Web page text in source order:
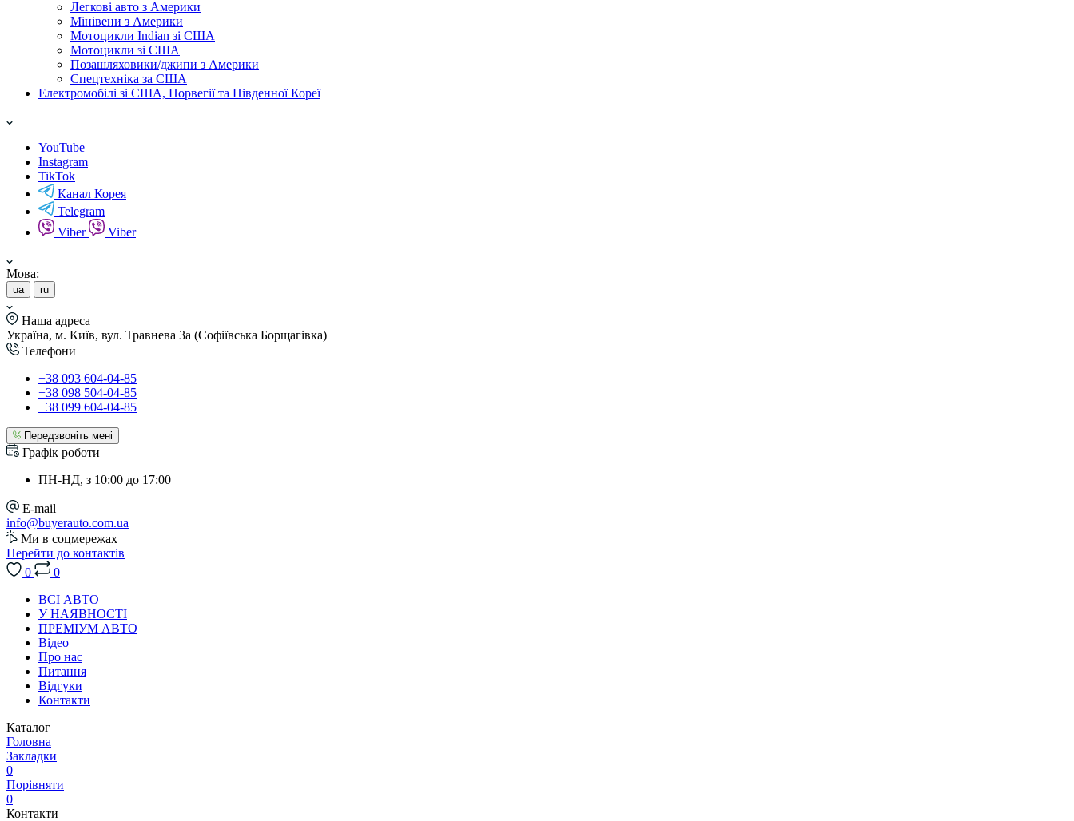
Легкові авто з Америки
Мінівени з Америки
Мотоцикли Indian зі США
Мотоцикли зі США
Позашляховики/джипи з Америки
Спецтехніка за США
Електромобілі зі США, Норвегії та Південної Кореї
YouTube
Instagram
TikTok
Канал Корея
Telegram
Viber
Viber
Мова:
ua ru
Наша адреса
Україна, м. Київ, вул. Травнева 3а (Софіївська Борщагівка)
Телефони
+38 093 604-04-85
+38 098 504-04-85
+38 099 604-04-85
Передзвоніть мені
Графік роботи
ПН-НД, з 10:00 до 17:00
E-mail
info@buyerauto.com.ua
Ми в соцмережах
Перейти до контактів
0
0
ВСІ АВТО
У НАЯВНОСТІ
ПРЕМІУМ АВТО
Відео
Про нас
Питання
Відгуки
Контакти
Каталог
Головна
Закладки
0
Порівняти
0
Контакти